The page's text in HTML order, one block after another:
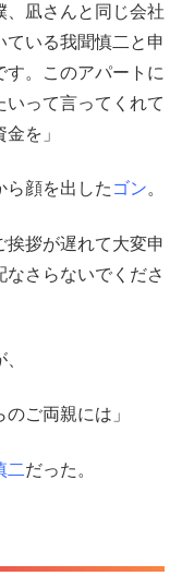
、凪さんと同じ会社
ている我聞慎二と申
す。このアパートに
いって言ってくれて
を」
ら顔を出した ゴン。
挨拶が遅れて大変申
なさらないでくださ
ご両親には」
二だった。